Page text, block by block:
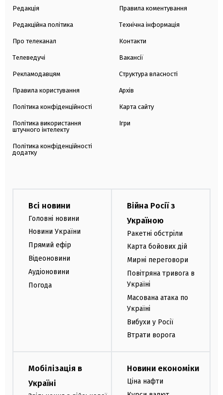
Редакція
Редакційна політика
Про телеканал
Телеведучі
Рекламодавцям
Правила користування
Політика конфіденційності
Політика використання
штучного інтелекту
Політика конфіденційності
додатку
Правила коментування
Технічна інформація
Контакти
Вакансії
Структура власності
Архів
Карта сайту
Ігри
Всі новини
Головні новини
Новини України
Прямий ефір
Відеоновини
Аудіоновини
Погода
Війна Росії з
Україною
Ракетні обстріли
Карта бойових дій
Мирні переговори
Повітряна тривога в
Україні
Масована атака по
Україні
Вибухи у Росії
Втрати ворога
Мобілізація в
Україні
Новини економіки
Ціна нафти